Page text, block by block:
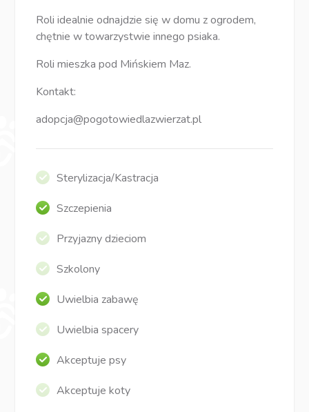
Roli idealnie odnajdzie się w domu z ogrodem,
chętnie w towarzystwie innego psiaka.
Roli mieszka pod Mińskiem Maz.
Kontakt:
adopcja@pogotowiedlazwierzat.pl
Sterylizacja/Kastracja
Szczepienia
Przyjazny dzieciom
Szkolony
Uwielbia zabawę
Uwielbia spacery
Akceptuje psy
Akceptuje koty